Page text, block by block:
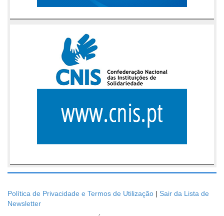
Política de Privacidade e Termos de Utilização | Sair da Lista de
Newsletter